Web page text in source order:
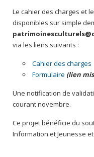
Le cahier des charges et
disponibles sur simple
via les liens suivants :
Cahier des charges
Formulaire (lien
Une notification de
courant novembre.
Ce projet bénéficie du
Information et Jeunesse